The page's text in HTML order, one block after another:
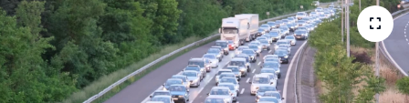
Eğitim
Yaşam
Haber Arşivi